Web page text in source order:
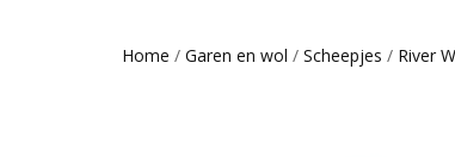
Home / Garen en wol / Scheepjes / River